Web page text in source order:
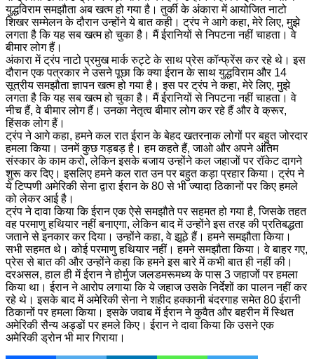
युद्धविराम समझौता अब खत्म हो गया है। तुर्की के अंकारा में आयोजित नाटो
शिखर सम्मेलन के दौरान उन्होंने ये बात कही। ट्रंप ने आगे कहा, मेरे लिए, मुझे
लगता है कि यह सब खत्म हो चुका है। मैं ईरानियों से निपटना नहीं चाहता। वे
बीमार लोग हैं।
अंकारा में ट्रंप नाटो प्रमुख मार्क रुट्टे के साथ प्रेस कॉन्फ्रेंस कर रहे थे। इस
दौरान एक पत्रकार ने उसने पूछा कि क्या ईरान के साथ युद्धविराम और 14
सूत्रीय समझौता ज्ञापन खत्म हो गया है। इस पर ट्रंप ने कहा, मेरे लिए, मुझे
लगता है कि यह सब खत्म हो चुका है। मैं ईरानियों से निपटना नहीं चाहता। वे
नीच हैं, वे बीमार लोग हैं। उनका नेतृत्व बीमार लोग कर रहे हैं और वे क्रूर,
हिंसक लोग हैं।
ट्रंप ने आगे कहा, हमने कल रात ईरान के बेहद खतरनाक लोगों पर बहुत जोरदार
हमला किया। उनमें कुछ गड़बड़ है। हम कहते हैं, जाओ और अपने अंतिम
संस्कार के काम करो, लेकिन इसके बजाय उन्होंने कल जहाजों पर रॉकेट दागने
शुरू कर दिए। इसलिए हमने कल रात उन पर बहुत कड़ा प्रहार किया। ट्रंप ने
ये टिप्पणी अमेरिकी सेना द्वारा ईरान के 80 से भी ज्यादा ठिकानों पर किए हमले
को लेकर आई है।
ट्रंप ने दावा किया कि ईरान एक ऐसे समझौते पर सहमत हो गया है, जिसके तहत
वह परमाणु हथियार नहीं बनाएगा, लेकिन बाद में उन्होंने इस तरह की प्रतिबद्धता
जताने से इनकार कर दिया। उन्होंने कहा, वे झूठे हैं। हमने समझौता किया।
सभी सहमत थे। कोई परमाणु हथियार नहीं। हमने समझौता किया। वे बाहर गए,
प्रेस से बात की और उन्होंने कहा कि हमने इस बारे में कभी बात ही नहीं की।
दरअसल, हाल ही में ईरान ने होर्मुज जलडमरूमध्य के पास 3 जहाजों पर हमला
किया था। ईरान ने आरोप लगाया कि ये जहाज उसके निर्देशों का पालन नहीं कर
रहे थे। इसके बाद में अमेरिकी सेना ने शहीद हक्कानी बंदरगाह समेत 80 ईरानी
ठिकानों पर हमला किया। इसके जवाब में ईरान ने कुवैत और बहरीन में स्थित
अमेरिकी सैन्य अड्डों पर हमले किए। ईरान ने दावा किया कि उसने एक
अमेरिकी ड्रोन भी मार गिराया।